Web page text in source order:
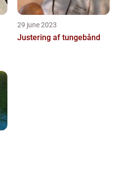
29 june 2023
Justering af tungebånd